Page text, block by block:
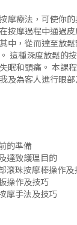
摩療法，可使你的
按摩過程中通過
中，從而達至放
這種深度放鬆的
眠和頭痛。 本課
及為客人進行眼部
的準備
達致護理目的
滾珠按摩棒操作及
操作及技巧
摩手法及技巧